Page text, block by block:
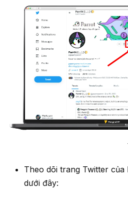
Theo dõi trang Twitter
dưới đây: